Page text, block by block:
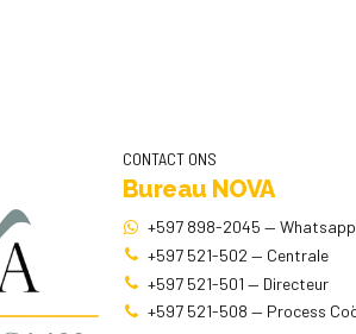
CONTACT ONS
Bureau NOVA
+597 898-2045 —
+597 521-502 — Centrale
+597 521-501 — Directeur
+597 521-508 — Process